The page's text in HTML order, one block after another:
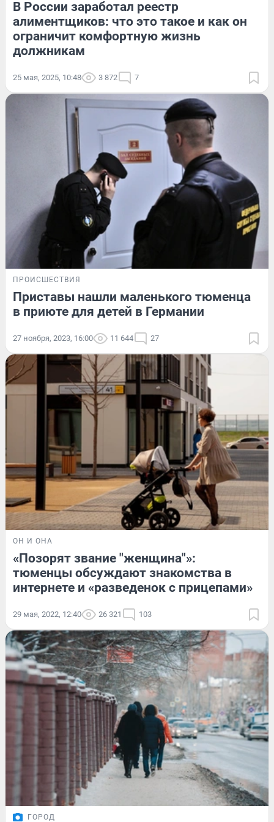
В России заработал реестр
алиментщиков: что это такое и как он
ограничит комфортную жизнь
должникам
25 мая, 2025, 10:48 3 872 7
ПРОИСШЕСТВИЯ
Приставы нашли маленького тюменца
в приюте для детей в Германии
27 ноября, 2023, 16:00 11 644 27
ОН И ОНА
«Позорят звание "женщина"»:
тюменцы обсуждают знакомства в
интернете и «разведенок с прицепами»
29 мая, 2022, 12:40 26 321 103
ГОРОД